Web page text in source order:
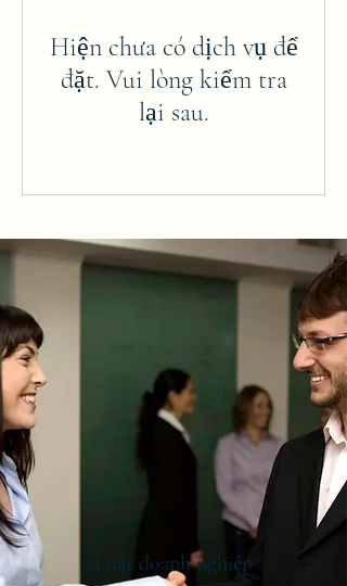
Hiện chưa có dịch vụ để
đặt. Vui lòng kiểm tra
lại sau.
Luật doanh nghiệp